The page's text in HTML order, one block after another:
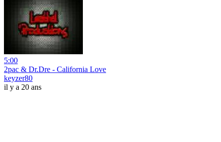
5:00
2pac & Dr.Dre - California Love
keyzer80
il y a 20 ans